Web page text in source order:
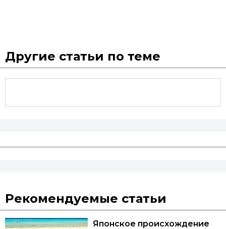
Другие статьи по теме
Рекомендуемые статьи
Японское происхождение